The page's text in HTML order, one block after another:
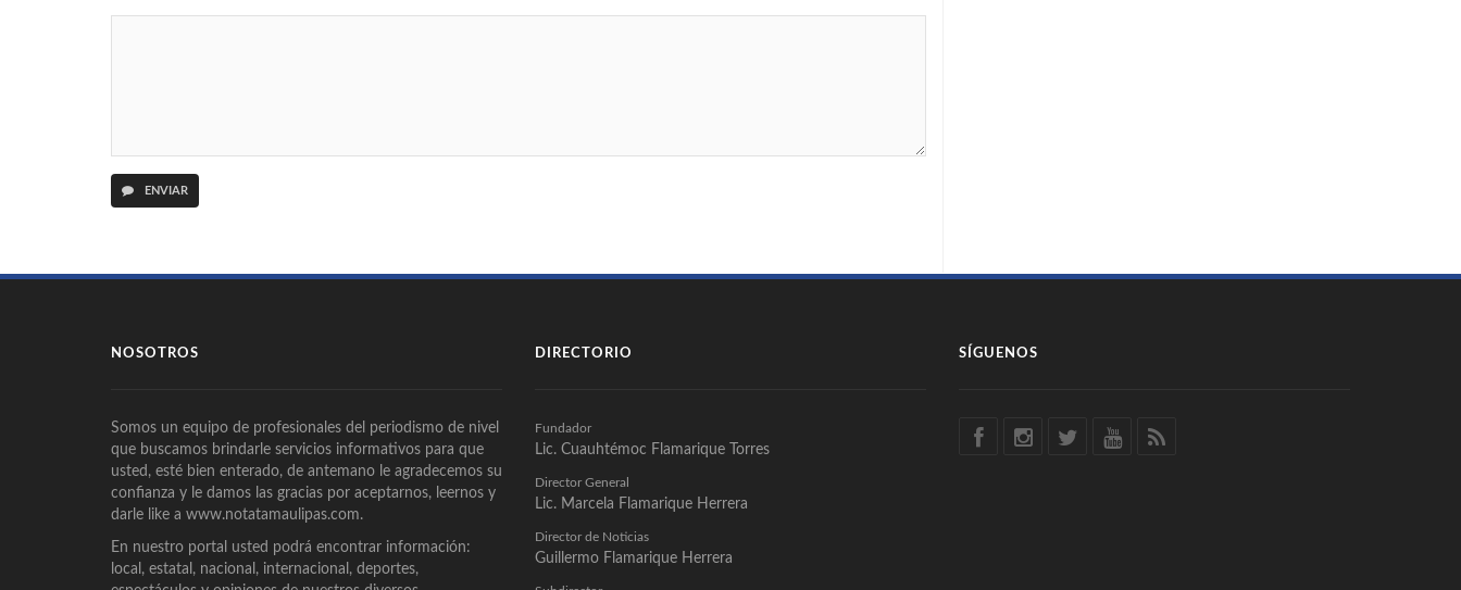
ENVIAR
NOSOTROS
Somos un equipo de profesionales del periodismo de nivel
que buscamos brindarle servicios informativos para que
usted, esté bien enterado, de antemano le agradecemos su
confianza y le damos las gracias por aceptarnos, leernos y
darle like a www.notatamaulipas.com.
En nuestro portal usted podrá encontrar información:
local, estatal, nacional, internacional, deportes,
DIRECTORIO
Fundador
Lic. Cuauhtémoc Flamarique Torres
Director General
Lic. Marcela Flamarique Herrera
Director de Noticias
Guillermo Flamarique Herrera
SÍGUENOS